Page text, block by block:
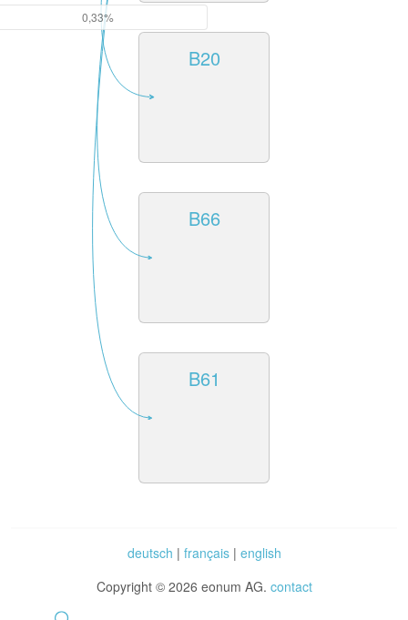
B20
B66
B61
0,33%
deutsch | français| english
Copyright © 2026 eonum AG. contact